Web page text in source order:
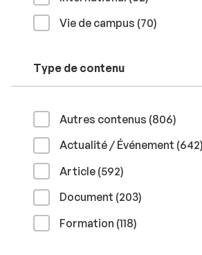
Vie de campus (70résultats
)
Type de contenu
Autres contenus (806)
Actualité / Événement (642)
Article (592résultats
)
Document (203résultats
)
Formation (118résultats
)